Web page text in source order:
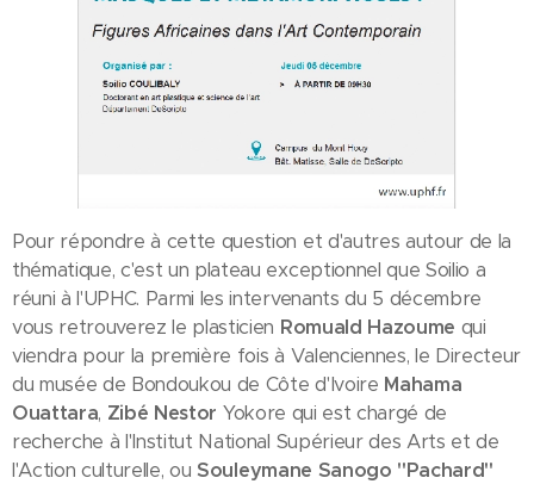
Pour répondre à cette question et d'autres autour de la
thématique, c'est un plateau exceptionnel que Soilio a
réuni à l'UPHC. Parmi les intervenants du 5 décembre
vous retrouverez le plasticien Romuald Hazoume qui
viendra pour la première fois à Valenciennes, le Directeur
du musée de Bondoukou de Côte d'Ivoire Mahama
Ouattara, Zibé Nestor Yokore qui est chargé de
recherche à l'Institut National Supérieur des Arts et de
l'Action culturelle, ou Souleymane Sanogo ''Pachard''